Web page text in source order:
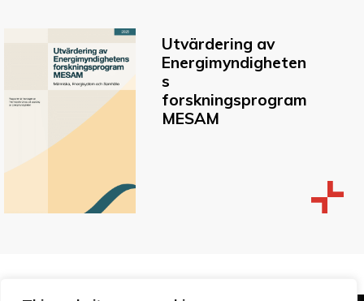
Utvärdering av
Energimyndigheten
s
forskningsprogram
MESAM